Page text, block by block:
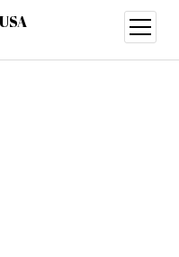
otevřít
menu